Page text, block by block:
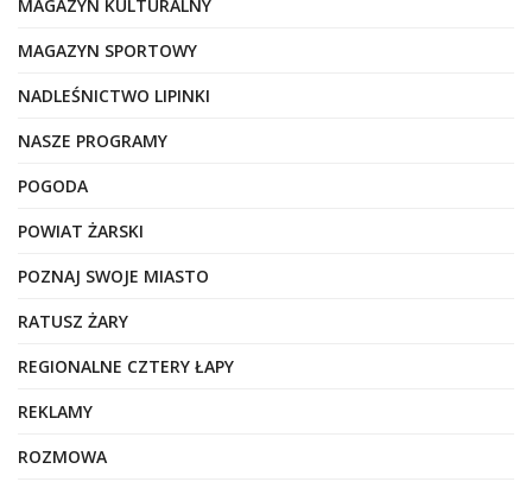
MAGAZYN KULTURALNY
MAGAZYN SPORTOWY
NADLEŚNICTWO LIPINKI
NASZE PROGRAMY
POGODA
POWIAT ŻARSKI
POZNAJ SWOJE MIASTO
RATUSZ ŻARY
REGIONALNE CZTERY ŁAPY
REKLAMY
ROZMOWA